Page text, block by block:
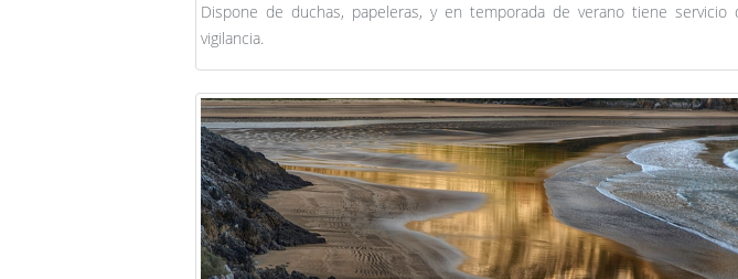
Dispone de duchas, papeleras, y en temporada de verano tiene servicio
vigilancia.